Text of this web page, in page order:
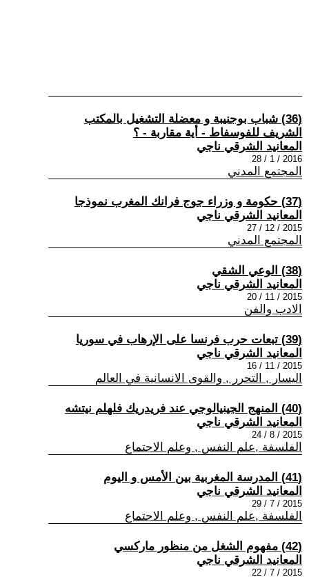
(36) شباب بوجنيبة و معضلة التشغيل بالمكتب
الشريف للفوسفاط - أية مقاربة - ؟
المعانيد الشرقي ناجي
2016 / 1 / 28
المجتمع المدني
(37) حكومة و وزراء جوج فرانك المغرب نموذجا
المعانيد الشرقي ناجي
2015 / 12 / 27
المجتمع المدني
(38) الوعي الشقي
المعانيد الشرقي ناجي
2015 / 11 / 20
الادب والفن
(39) تبعات حرب فرنسا على الإرهاب في سوريا
المعانيد الشرقي ناجي
2015 / 11 / 16
اليسار , التحرر , والقوى الانسانية في العالم
(40) المنهج الجينيالوجي عند فريدريك فلهلم نيتشه
المعانيد الشرقي ناجي
2015 / 8 / 24
الفلسفة ,علم النفس , وعلم الاجتماع
(41) المدرسة المغربية بين الأمس و اليوم
المعانيد الشرقي ناجي
2015 / 7 / 29
الفلسفة ,علم النفس , وعلم الاجتماع
(42) مفهوم الشغل من منظور ماركسي
المعانيد الشرقي ناجي
2015 / 7 / 22